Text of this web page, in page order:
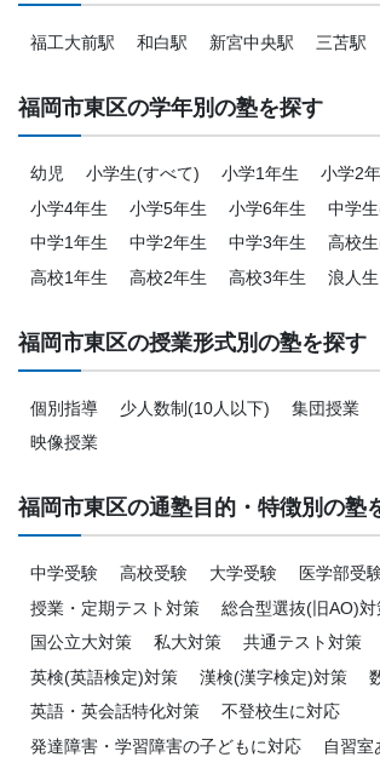
福工大前駅 和白駅 新宮中央駅 三苫駅
福岡市東区の学年別の塾を探す
幼児 小学生(すべて) 小学1年生 小学2
小学4年生
小学5年生 小学6年生
中学
中学1年生
中学2年生 中学3年生
高校
高校1年生
高校2年生 高校3年生 浪人生
福岡市東区の授業形式別の塾を探す
個別指導 少人数制(10人以下) 集団授業
映像授業
福岡市東区の通塾目的・特徴別の塾
中学受験 高校受験 大学受験
医学部受
授業・定期テスト対策
総合型選抜(旧AO)対
国公立大対策
私大対策
共通テスト対策
英検(英語検定)対策
漢検(漢字検定)対策
英語・英会話特化対策
不登校生に対応
発達障害・学習障害の子どもに対応
自習室